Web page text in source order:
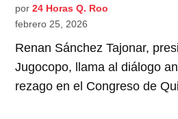
por 24 Horas Q. Roo
febrero 25, 2026
Renan Sánchez Tajonar,
Jugocopo, llama al diálogo
rezago en el Congreso de